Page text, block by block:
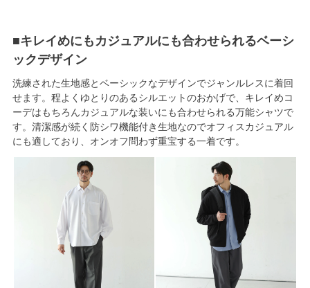
■キレイめにもカジュアルにも合わせられるベーシ
ックデザイン
洗練された生地感とベーシックなデザインでジャンルレスに着回
せます。程よくゆとりのあるシルエットのおかげで、キレイめコ
ーデはもちろんカジュアルな装いにも合わせられる万能シャツで
す。清潔感が続く防シワ機能付き生地なのでオフィスカジュアル
にも適しており、オンオフ問わず重宝する一着です。